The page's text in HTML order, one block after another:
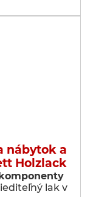
nábytok a
Holzlack
lak v